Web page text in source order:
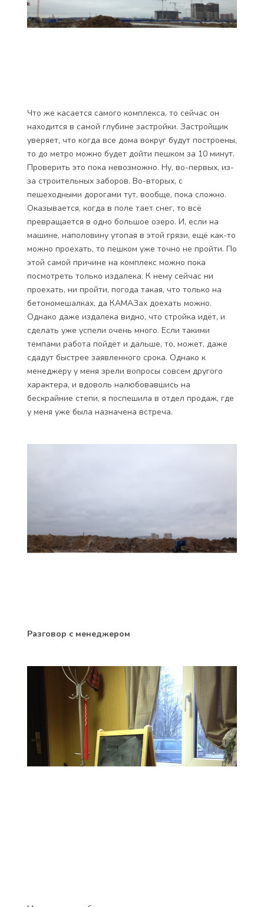
Что же касается самого комплекса, то сейчас он
находится в самой глубине застройки. Застройщик
уверяет, что когда все дома вокруг будут построены,
то до метро можно будет дойти пешком за 10 минут.
Проверить это пока невозможно. Ну, во-первых, из-
за строительных заборов. Во-вторых, с
пешеходными дорогами тут, вообще, пока сложно.
Оказывается, когда в поле тает снег, то всё
превращается в одно большое озеро. И, если на
машине, наполовину утопая в этой грязи, ещё как-то
можно проехать, то пешком уже точно не пройти. По
этой самой причине на комплекс можно пока
посмотреть только издалека. К нему сейчас ни
проехать, ни пройти, погода такая, что только на
бетономешалках, да КАМАЗах доехать можно.
Однако даже издалека видно, что стройка идёт, и
сделать уже успели очень много. Если такими
темпами работа пойдёт и дальше, то, может, даже
сдадут быстрее заявленного срока. Однако к
менеджеру у меня зрели вопросы совсем другого
характера, и вдоволь налюбовавшись на
бескрайние степи, я поспешила в отдел продаж, где
у меня уже была назначена встреча.
Разговор с менеджером